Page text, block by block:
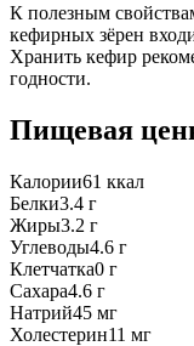
К полезным
кефирных зёрен
Хранить кефир
годности.
Пищевая
Калории61 ккал
Белки3.4 г
Жиры3.2 г
Углеводы4.6 г
Клетчатка0 г
Сахара4.6 г
Натрий45 мг
Холестерин11 мг